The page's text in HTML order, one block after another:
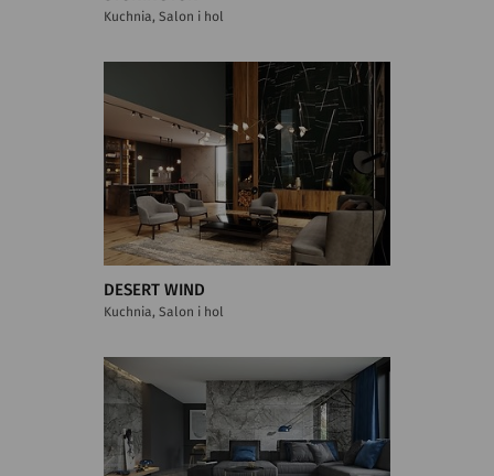
Kuchnia, Salon i hol
DESERT WIND
Kuchnia, Salon i hol